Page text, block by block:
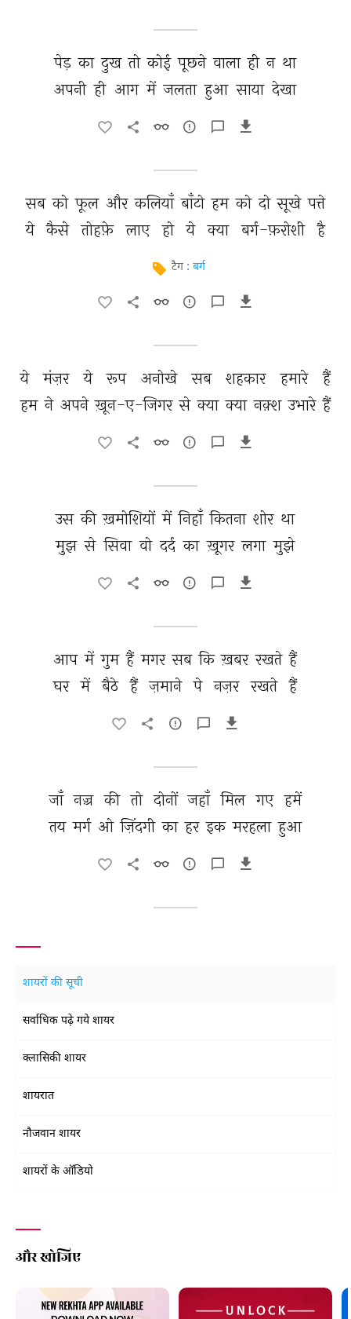
पेड़ का दुख तो कोई पूछने वाला ही न था
अपनी ही आग में जलता हुआ साया देखा
सब को फूल और कलियाँ बाँटो हम को दो सूखे पत्ते
ये कैसे तोहफ़े लाए हो ये क्या बर्ग-फ़रोशी है
टैग : बर्ग
ये मंज़र ये रूप अनोखे सब शहकार हमारे
हैं
हम ने अपने ख़ून-ए-जिगर से क्या क्या नक़्श उभारे हैं
उस की ख़मोशियों में निहाँ कितना शोर था
मुझ से सिवा वो दर्द का ख़ूगर लगा मुझे
आप में गुम हैं मगर सब कि ख़बर रखते हैं
घर में बैठे हैं ज़माने पे नज़र रखते हैं
जाँ नज़्र की तो दोनों जहाँ मिल गए हमें
तय मर्ग ओ ज़िंदगी का हर इक मरहला हुआ
शायरों की सूची
सर्वाधिक पढ़े गये शायर
क्लासिकी शायर
शायरात
नौजवान शायर
शायरों के ऑडियो
और खोजिए